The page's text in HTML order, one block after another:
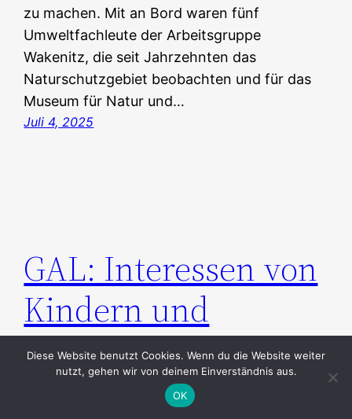
zu machen. Mit an Bord waren fünf
Umweltfachleute der Arbeitsgruppe
Wakenitz, die seit Jahrzehnten das
Naturschutzgebiet beobachten und für das
Museum für Natur und…
Juli 4, 2025
GAL: Interessen von
Kindern und
Jugendlichen nicht
gegeneinander
Diese Website benutzt Cookies. Wenn du die Website weiter
nutzt, gehen wir von deinem Einverständnis aus.
OK